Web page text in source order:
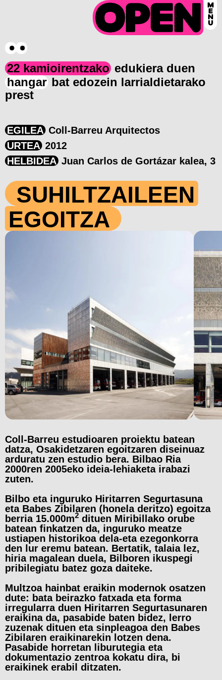
22 kamioirentzako edukiera duen
hangar bat edozein larrialdietarako
prest
EGILEA Coll-Barreu Arquitectos
URTEA 2012
HELBIDEA Juan Carlos de Gortázar kalea, 3
SUHILTZAILEEN
EGOITZA
Coll-Barreu estudioaren proiektu batean
datza, Osakidetzaren egoitzaren diseinuaz
arduratu zen estudio bera. Bilbao Ria
2000ren 2005eko ideia-lehiaketa irabazi
zuten.
Bilbo eta inguruko Hiritarren Segurtasuna
eta Babes Zibilaren (honela deritzo) egoitza
berria 15.000m2 dituen Miribillako orube
batean finkatzen da, inguruko meatze
ustiapen historikoa dela-eta ezegonkorra
den lur eremu batean. Bertatik, talaia lez,
hiria magalean duela, Bilboren ikuspegi
pribilegiatu batez goza daiteke.
Multzoa hainbat eraikin modernok osatzen
dute: bata beirazko fatxada eta forma
irregularra duen Hiritarren Segurtasunaren
eraikina da, pasabide baten bidez, lerro
zuzenak dituen eta sinpleagoa den Babes
Zibilaren eraikinarekin lotzen dena.
Pasabide horretan liburutegia eta
dokumentazio zentroa kokatu dira, bi
eraikinek erabil ditzaten.